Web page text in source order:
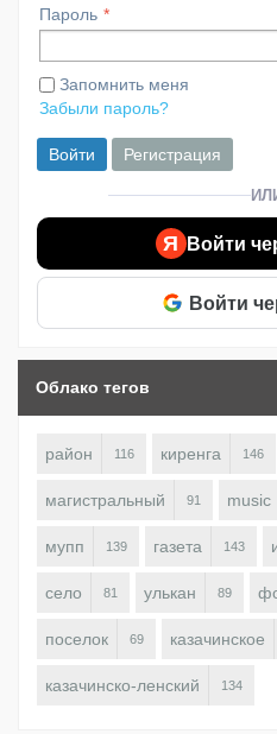
Пароль
Запомнить меня
Забыли пароль?
Войти Регистрация
Я Войти
Войти
Облако тегов
район 116 киренга 146
магистральный 91 music
мупп 139 газета 143
село 81 улькан 89
поселок 69 казачинское
казачинско-ленский 134